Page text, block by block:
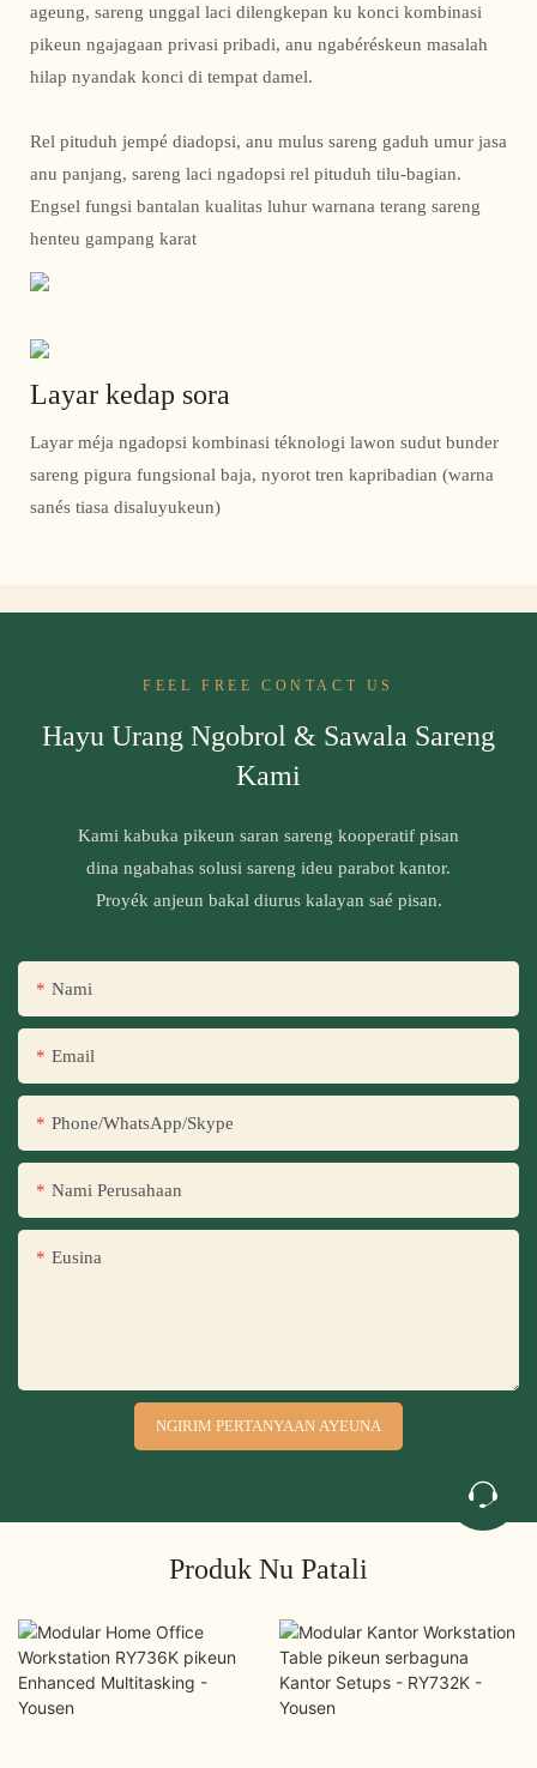
ageung, sareng unggal laci dilengkepan ku konci kombinasi
pikeun ngajagaan privasi pribadi, anu ngabéréskeun masalah
hilap nyandak konci di tempat damel.
Rel pituduh jempé diadopsi, anu mulus sareng gaduh umur jasa
anu panjang, sareng laci ngadopsi rel pituduh tilu-bagian.
Engsel fungsi bantalan kualitas luhur warnana terang sareng
henteu gampang karat
Layar kedap sora
Layar méja ngadopsi kombinasi téknologi lawon sudut bunder
sareng pigura fungsional baja, nyorot tren kapribadian (warna
sanés tiasa disaluyukeun)
FEEL FREE CONTACT US
Hayu Urang Ngobrol & Sawala Sareng
Kami
Kami kabuka pikeun saran sareng kooperatif pisan
dina ngabahas solusi sareng ideu parabot kantor.
Proyék anjeun bakal diurus kalayan saé pisan.
Nami
Email
Phone/WhatsApp/Skype
Nami Perusahaan
Eusina
NGIRIM PERTANYAAN AYEUNA
Produk Nu Patali